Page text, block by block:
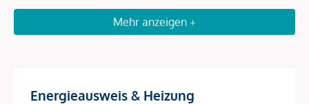
befindet sich diese großzügige, rund 114m² große
Altbauwohnung in repraesentativem Zustand.
Eingangsbereich und das Stiegenhaus.
Mehr anzeigen +
Energieausweis & Heizung